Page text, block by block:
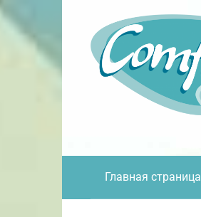
Перейти
контенту
Главная страница